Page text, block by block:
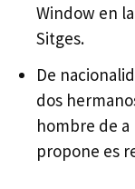
Window en
Sitges.
De
dos
hombre de a
propone es